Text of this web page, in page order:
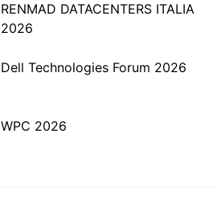
RENMAD DATACENTERS ITALIA
2026
Dell Technologies Forum 2026
WPC 2026